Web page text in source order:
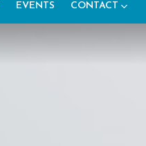
EVENTS CONTACT